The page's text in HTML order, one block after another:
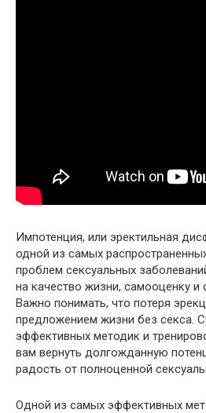
Импотенция, или эректильная
одной из самых
проблем сексуальных
на качество жизни, самооценку и
Важно понимать, что потеря
предложением жизни без секса.
эффективных методик и
вам вернуть долгожданную
радость от полноценной
Одной из самых эффективных